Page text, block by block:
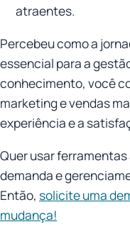
atraentes.
Percebeu como a
essencial para a
conhecimento, você
marketing e vendas
experiência e a
Quer usar
demanda e
Então, solicite uma
mudança!